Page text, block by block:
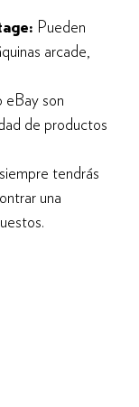
Pueden
arcade,
eBay son
de productos
tendrás
una